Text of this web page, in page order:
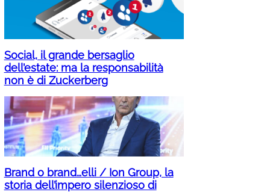
Social, il grande bersaglio
dell’estate: ma la responsabilità
non è di Zuckerberg
Brand o brand…elli / Ion Group, la
storia dell’impero silenzioso di